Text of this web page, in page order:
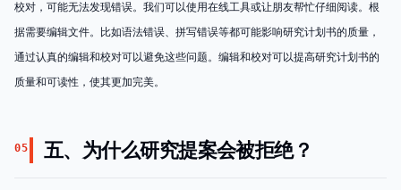
校对，可能无法发现错误。我们可以使用在线工具或让朋友帮忙仔细阅读。根
据需要编辑文件。比如语法错误、拼写错误等都可能影响研究计划书的质量，
通过认真的编辑和校对可以避免这些问题。编辑和校对可以提高研究计划书的
质量和可读性，使其更加完美。
05 五、为什么研究提案会被拒绝？